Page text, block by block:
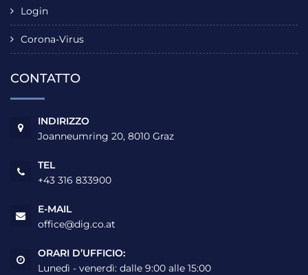
Login
Corona-Virus
CONTATTO
INDIRIZZO
Joanneumring 20, 8010 Graz
TEL
+43 316 833900
E-MAIL
office@dig.co.at
ORARI D’UFFICIO:
Lunedì - venerdì: dalle 9:00 alle 15:00